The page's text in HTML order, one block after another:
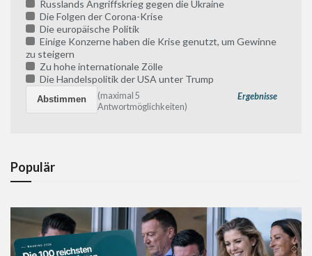
Russlands Angriffskrieg gegen die Ukraine
Die Folgen der Corona-Krise
Die europäische Politik
Einige Konzerne haben die Krise genutzt, um Gewinne
zu steigern
Zu hohe internationale Zölle
Die Handelspolitik der USA unter Trump
Ergebnisse
(maximal 5
Antwortmöglichkeiten)
Populär